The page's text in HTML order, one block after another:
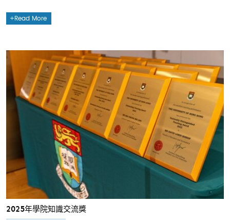
Read More
2025年學院知識交流獎